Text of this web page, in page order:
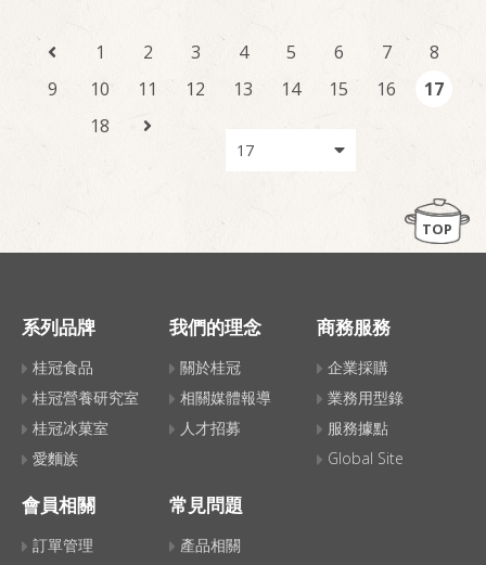
1 2 3 4 5 6 7
8
9
10 11 12 13 14 15 16
17
18
TOP
系列品牌
桂冠食品
桂冠營養研究室
桂冠冰菓室
愛麵族
我們的理念
關於桂冠
相關媒體報導
人才招募
商務服務
企業採購
業務用型錄
服務據點
Global Site
會員相關
訂單管理
常見問題
產品相關